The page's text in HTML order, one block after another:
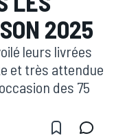
2025
leurs livrées
et très attendue
des 75